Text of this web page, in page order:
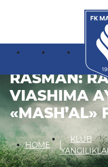
RASMAN:
VIASHIMA
«MASH’AL»
HOME
KLUB